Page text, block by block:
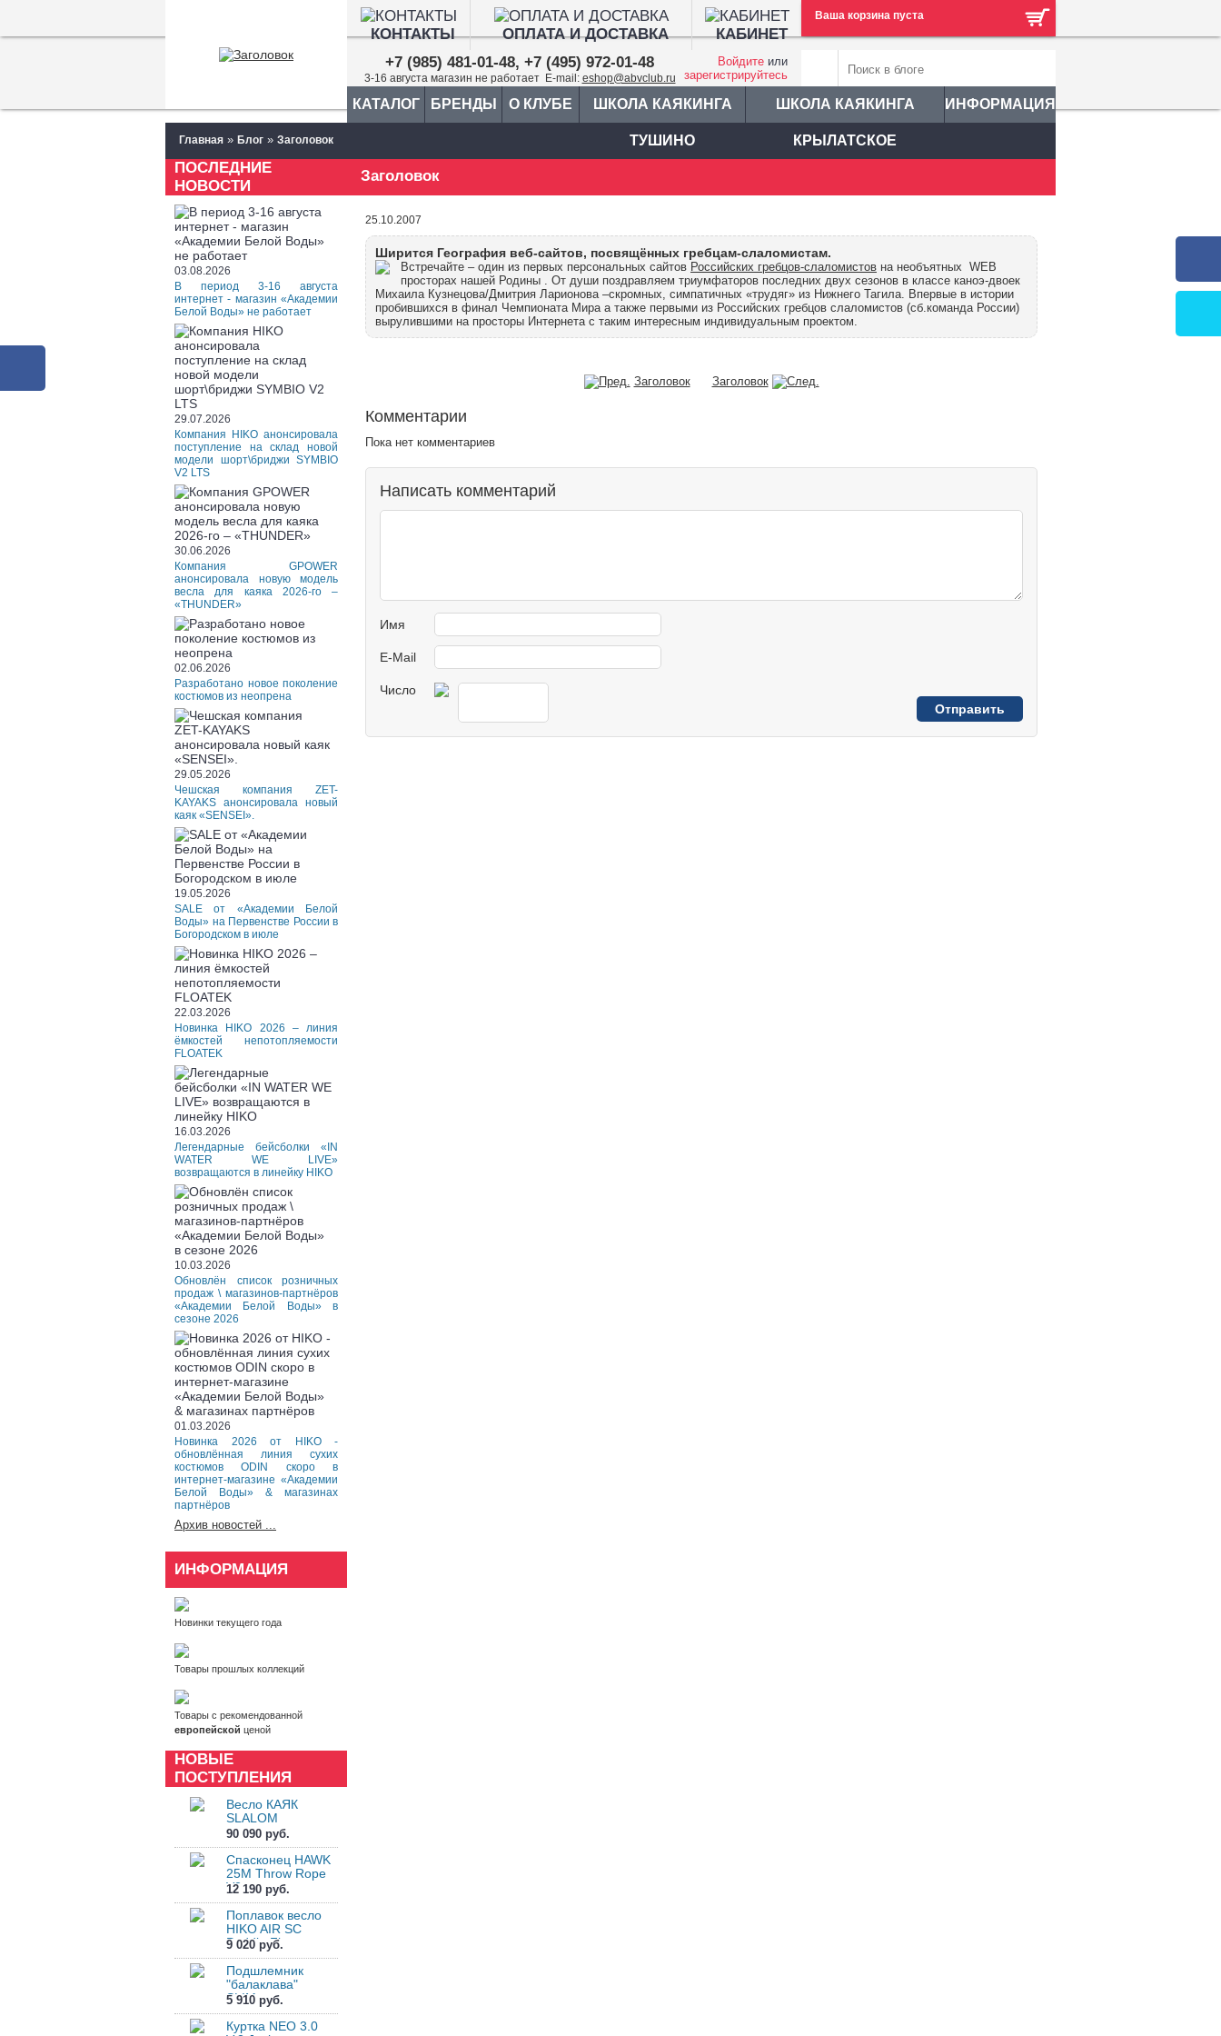
КОНТАКТЫ ОПЛАТА И ДОСТАВКА КАБИНЕТ
Ваша корзина пуста
+7 (985) 481-01-48, +7 (495) 972-01-48
3-16 августа магазин не работает E-mail: eshop@abvclub.ru
Войдите или
зарегистрируйтесь
КАТАЛОГ БРЕНДЫ О КЛУБЕ ШКОЛА КАЯКИНГА
ТУШИНО
ШКОЛА КАЯКИНГА
КРЫЛАТСКОЕ
ИНФОРМАЦИЯ
Главная » Блог » Заголовок
ПОСЛЕДНИЕ
НОВОСТИ
03.08.2026
В период 3-16 августа
интернет - магазин «Академии
Белой Воды» не работает
29.07.2026
Компания HIKO анонсировала
поступление на склад новой
модели шорт\бриджи SYMBIO
V2 LTS
30.06.2026
Компания GPOWER
анонсировала новую модель
весла для каяка 2026-го –
«THUNDER»
02.06.2026
Разработано новое поколение
костюмов из неопрена
29.05.2026
Чешская компания ZET-
KAYAKS анонсировала новый
каяк «SENSEI».
19.05.2026
SALE от «Академии Белой
Воды» на Первенстве России в
Богородском в июле
22.03.2026
Новинка HIKO 2026 – линия
ёмкостей непотопляемости
FLOATEK
16.03.2026
Легендарные бейсболки «IN
WATER WE LIVE»
возвращаются в линейку HIKO
10.03.2026
Обновлён список розничных
продаж \ магазинов-партнёров
«Академии Белой Воды» в
сезоне 2026
01.03.2026
Новинка 2026 от HIKO -
обновлённая линия сухих
костюмов ODIN скоро в
интернет-магазине «Академии
Белой Воды» & магазинах
партнёров
Архив новостей ...
ИНФОРМАЦИЯ
Новинки текущего года
Товары прошлых коллекций
Товары с рекомендованной
европейской ценой
НОВЫЕ
ПОСТУПЛЕНИЯ
Весло КАЯК
SLALOM
90 090 руб.
Спасконец HAWK
25M Throw Rope
V2
12 190 руб.
Поплавок весло
HIKO AIR SC
Paddle Float
9 020 руб.
Подшлемник
"балаклава"
SLIM....
5 910 руб.
Куртка NEO 3.0
Заголовок
25.10.2007
Ширится География веб-сайтов, посвящённых гребцам-слаломистам.
Встречайте – один из первых персональных сайтов Российских гребцов-слаломистов на необъятных WEB
просторах нашей Родины . От души поздравляем триумфаторов последних двух сезонов в классе каноэ-двоек
Михаила Кузнецова/Дмитрия Ларионова –скромных, симпатичных «трудяг» из Нижнего Тагила. Впервые в истории
пробившихся в финал Чемпионата Мира а также первыми из Российских гребцов слаломистов (сб.команда России)
вырулившими на просторы Интернета с таким интересным индивидуальным проектом.
Заголовок Заголовок
Комментарии
Пока нет комментариев
Написать комментарий
Имя
E-Mail
Число